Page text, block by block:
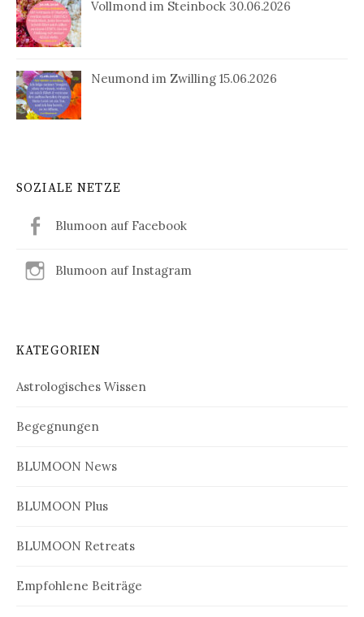
Vollmond im Steinbock 30.06.2026
Neumond im Zwilling 15.06.2026
SOZIALE NETZE
Blumoon auf Facebook
Blumoon auf Instagram
KATEGORIEN
Astrologisches Wissen
Begegnungen
BLUMOON News
BLUMOON Plus
BLUMOON Retreats
Empfohlene Beiträge